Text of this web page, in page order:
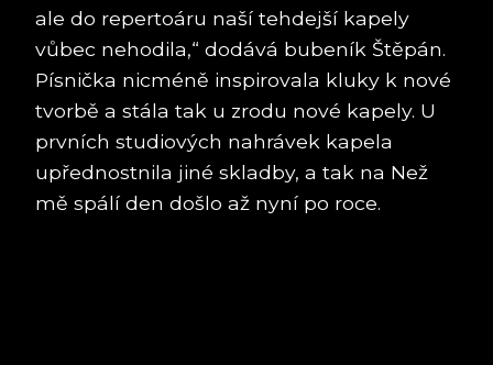
ale do repertoáru naší tehdejší kapely
vůbec nehodila,“ dodává bubeník Štěpán.
Písnička nicméně inspirovala kluky k nové
tvorbě a stála tak u zrodu nové kapely. U
prvních studiových nahrávek kapela
upřednostnila jiné skladby, a tak na Než
mě spálí den došlo až nyní po roce.